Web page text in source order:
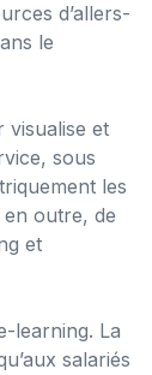
d’allers-
le
visualise et
sous
les
en outre, de
et
learning. La
salariés